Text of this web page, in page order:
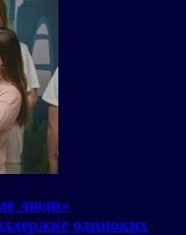
люди»
одиноких